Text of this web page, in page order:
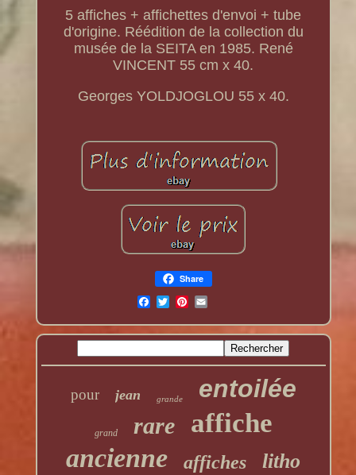
5 affiches + affichettes d'envoi + tube
d'origine. Réédition de la collection du
musée de la SEITA en 1985. René
VINCENT 55 cm x 40.
Georges YOLDJOGLOU 55 x 40.
Share
pour jean grande entoilée
grand rare affiche
ancienne affiches litho